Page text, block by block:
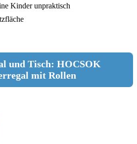
Kinder unpraktisch
und Tisch: HOCSOK
mit Rollen